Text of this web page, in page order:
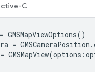
C
= GMSMapViewOptions()
= GMSCameraPosition .
= GMSMapView(options :